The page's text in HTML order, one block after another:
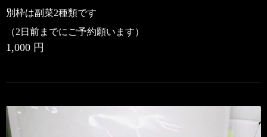
別枠は副菜2種類です
（2日前までにご予約願います）
1,000 円